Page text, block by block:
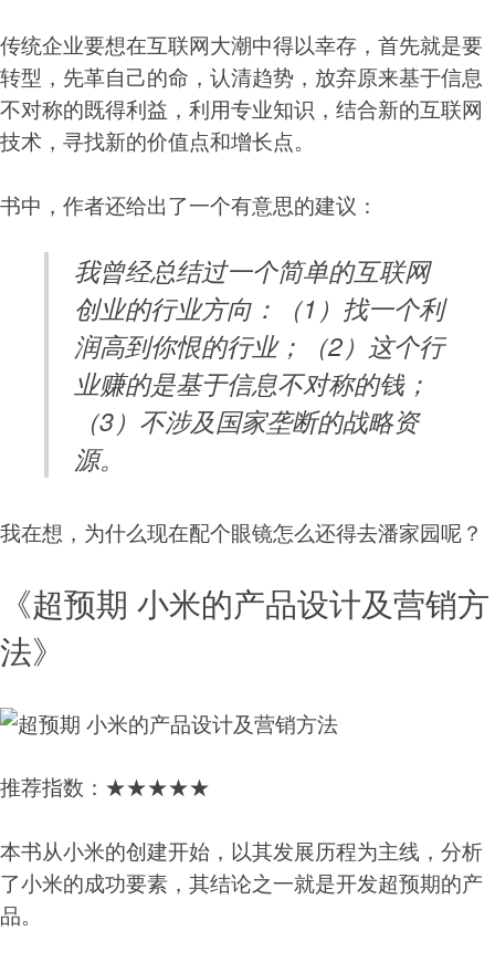
传统企业要想在互联网大潮中得以幸存，首先就是要
转型，先革自己的命，认清趋势，放弃原来基于信息
不对称的既得利益，利用专业知识，结合新的互联网
技术，寻找新的价值点和增长点。
书中，作者还给出了一个有意思的建议：
我曾经总结过一个简单的互联网
创业的行业方向：（1）找一个利
润高到你恨的行业；（2）这个行
业赚的是基于信息不对称的钱；
（3）不涉及国家垄断的战略资
源。
我在想，为什么现在配个眼镜怎么还得去潘家园呢？
《超预期 小米的产品设计及营销方
法》
推荐指数：★★★★★
本书从小米的创建开始，以其发展历程为主线，分析
了小米的成功要素，其结论之一就是开发超预期的产
品。